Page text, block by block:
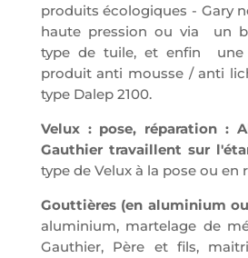
produits écologiques - Gary
haute pression ou via un
type de tuile, et enfin une
produit anti mousse / anti
type Dalep 2100.
Velux : pose, réparation :
Gauthier travaillent sur
type de Velux à la pose ou en
Gouttières (en aluminium
aluminium, martelage de
Gauthier, Père et fils,